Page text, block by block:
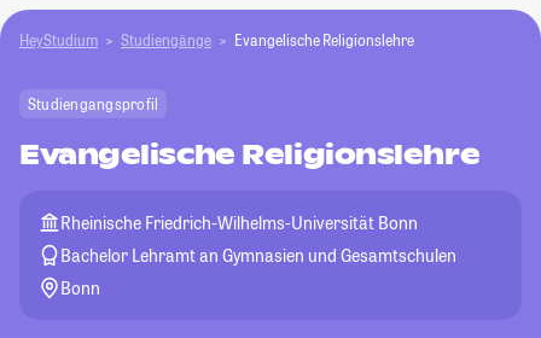
HeyStudium Studiengänge Evangelische Religionslehre
Studiengangsprofil
Evangelische Religionslehre
Rheinische Friedrich-Wilhelms-Universität Bonn
Bachelor Lehramt an Gymnasien und Gesamtschulen
Bonn